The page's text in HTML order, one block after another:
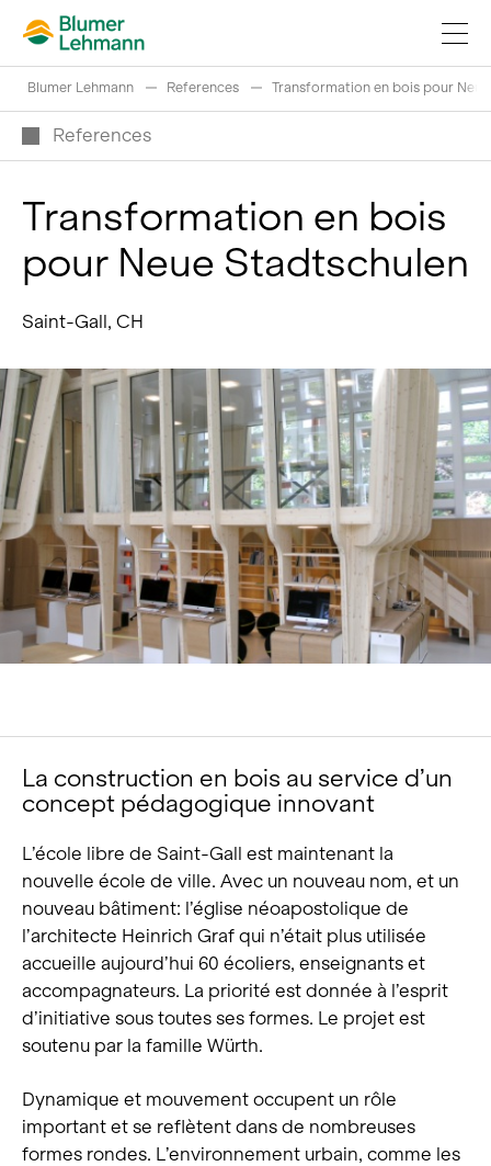
Réaliser projets de construction
Acheter des produits
References
Fascination du bois
Grumes suisses
Portrait
Carrière
Actualités et médias
Contact
Blumer Lehmann References Transformation en bois pour
References
Transformation en bois
pour Neue Stadtschulen
Saint-Gall, CH
La construction en bois au service d’un
concept pédagogique innovant
L’école libre de Saint-Gall est maintenant la
nouvelle école de ville. Avec un nouveau nom, et un
nouveau bâtiment: l’église néoapostolique de
l’architecte Heinrich Graf qui n’était plus utilisée
accueille aujourd’hui 60 écoliers, enseignants et
accompagnateurs. La priorité est donnée à l’esprit
d’initiative sous toutes ses formes. Le projet est
soutenu par la famille Würth.
Dynamique et mouvement occupent un rôle
important et se reflètent dans de nombreuses
formes rondes. L’environnement urbain, comme les